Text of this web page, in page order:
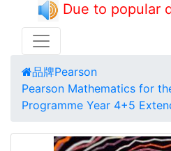
Due to popular
品牌Pearson
Pearson Mathematics for
Programme Year 4+5